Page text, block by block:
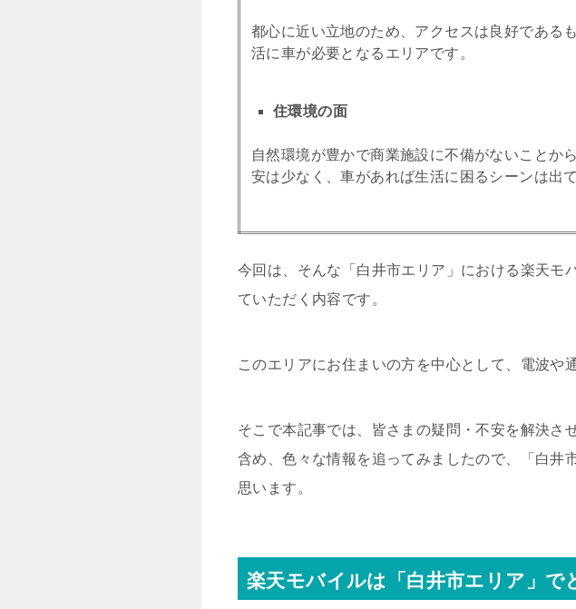
都心に近い立地のため、アクセスは良好である
活に車が必要となるエリアです。
住環境の面
自然環境が豊かで商業施設に不備がないことか
安は少なく、車があれば生活に困るシーンは出
今回は、そんな「白井市エリア」における楽天モ
ていただく内容です。
このエリアにお住まいの方を中心として、電波や
そこで本記事では、皆さまの疑問・不安を解決さ
含め、色々な情報を追ってみましたので、「白井
思います。
楽天モバイルは「白井市エリア」で